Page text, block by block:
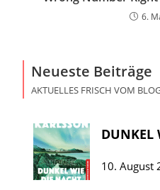
6.
Neueste Beiträge
AKTUELLES FRISCH VOM
DUNKEL
10. August